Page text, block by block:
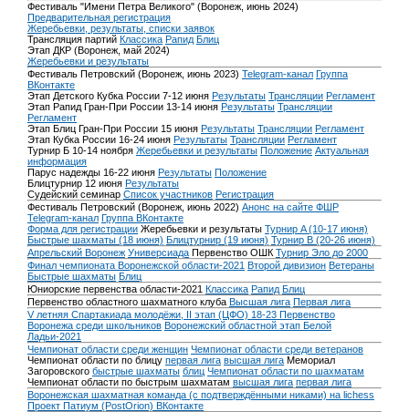
Фестиваль "Имени Петра Великого" (Воронеж, июнь 2024)
Предварительная регистрация
Жеребьевки, результаты, списки заявок
Трансляция партий Классика Рапид Блиц
Этап ДКР (Воронеж, май 2024)
Жеребьевки и результаты
Фестиваль Петровский (Воронеж, июнь 2023) Telegram-канал Группа
ВКонтакте
Этап Детского Кубка России 7-12 июня Результаты Трансляции Регламент
Этап Рапид Гран-При России 13-14 июня Результаты Трансляции
Регламент
Этап Блиц Гран-При России 15 июня Результаты Трансляции Регламент
Этап Кубка России 16-24 июня Результаты Трансляции Регламент
Турнир Б 10-14 ноября Жеребьевки и результаты Положение Актуальная
информация
Парус надежды 16-22 июня Результаты Положение
Блицтурнир 12 июня Результаты
Судейский семинар Список участников Регистрация
Фестиваль Петровский (Воронеж, июнь 2022) Анонс на сайте ФШР
Telegram-канал Группа ВКонтакте
Форма для регистрации Жеребьевки и результаты Турнир A (10-17 июня)
Быстрые шахматы (18 июня) Блицтурнир (19 июня) Турнир B (20-26 июня)
Апрельский Воронеж Универсиада Первенство ОШК Турнир Эло до 2000
Финал чемпионата Воронежской области-2021 Второй дивизион Ветераны
Быстрые шахматы Блиц
Юниорские первенства области-2021 Классика Рапид Блиц
Первенство областного шахматного клуба Высшая лига Первая лига
V летняя Спартакиада молодёжи, II этап (ЦФО) 18-23 Первенство
Воронежа среди школьников Воронежский областной этап Белой
Ладьи-2021
Чемпионат области среди женщин Чемпионат области среди ветеранов
Чемпионат области по блицу первая лига высшая лига Мемориал
Загоровского быстрые шахматы блиц Чемпионат области по шахматам
Чемпионат области по быстрым шахматам высшая лига первая лига
Воронежская шахматная команда (с подтверждёнными никами) на lichess
Проект Патиум (PostOrion) ВКонтакте